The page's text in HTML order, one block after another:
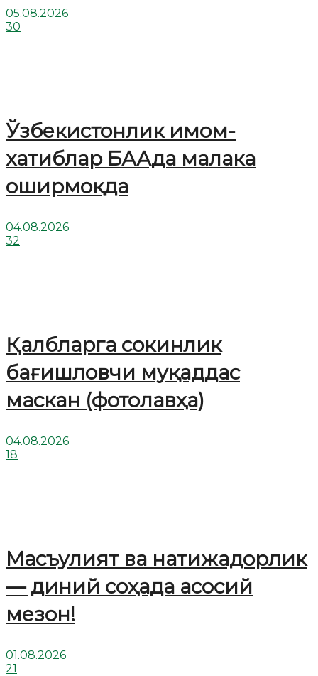
05.08.2026
30
Ўзбекистонлик имом-
хатиблар БААда малака
оширмоқда
04.08.2026
32
Қалбларга сокинлик
бағишловчи муқаддас
маскан (фотолавҳа)
04.08.2026
18
Масъулият ва натижадорлик
— диний соҳада асосий
мезон!
01.08.2026
21